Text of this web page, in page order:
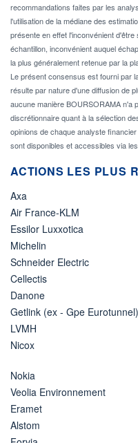
recommandations faites par les
l'utilisation de la médiane des
présente en effet l'inconvénient
échantillon, inconvénient auquel
la plus généralement retenue par la
Le présent consensus est fourni par
résulte par nature d'une diffusion de
aucune manière BOURSORAMA n'a
discrétionnaire quant à la sélection
opinions de chaque analyste
sont disponibles et accessibles via
ACTIONS LES PLUS
Axa
Air France-KLM
Essilor Luxxotica
Michelin
Schneider Electric
Cellectis
Danone
Getlink (ex - Gpe Eurotunnel)
LVMH
Nicox
Nokia
Veolia Environnement
Eramet
Alstom